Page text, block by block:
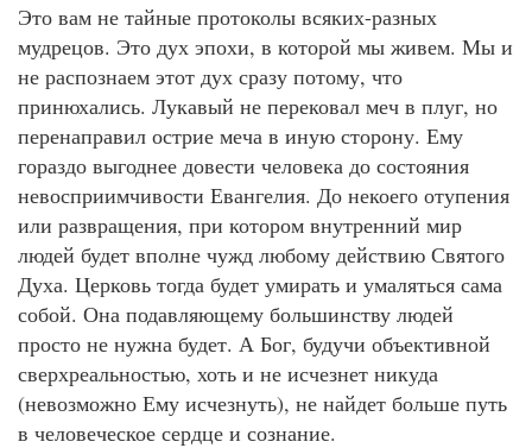
Это вам не тайные протоколы всяких-разных
мудрецов. Это дух эпохи, в которой мы живем. Мы и
не распознаем этот дух сразу потому, что
принюхались. Лукавый не перековал меч в плуг, но
перенаправил острие меча в иную сторону. Ему
гораздо выгоднее довести человека до состояния
невосприимчивости Евангелия. До некоего отупения
или развращения, при котором внутренний мир
людей будет вполне чужд любому действию Святого
Духа. Церковь тогда будет умирать и умаляться сама
собой. Она подавляющему большинству людей
просто не нужна будет. А Бог, будучи объективной
сверхреальностью, хоть и не исчезнет никуда
(невозможно Ему исчезнуть), не найдет больше путь
в человеческое сердце и сознание.